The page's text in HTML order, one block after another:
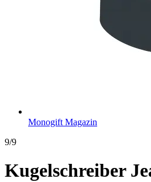
Monogift Magazin
9/9
Kugelschreiber